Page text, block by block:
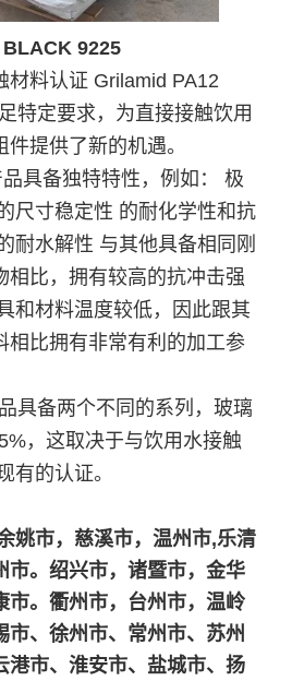
9225
材料认证 Grilamid PA12
特定要求，为直接接触饮用
提供了新的机遇。
具备独特特性，例如： 极
尺寸稳定性 的耐化学性和抗
耐水解性 与其他具备相同刚
相比，拥有较高的抗冲击强
和材料温度较低，因此跟其
相比拥有非常有利的加工参
具备两个不同的系列，玻璃
，这取决于与饮用水接触
有的认证。
姚市，慈溪市，温州市,乐清
市。绍兴市，诸暨市，金华
市。衢州市，台州市，温岭
市、徐州市、常州市、苏州
港市、淮安市、盐城市、扬